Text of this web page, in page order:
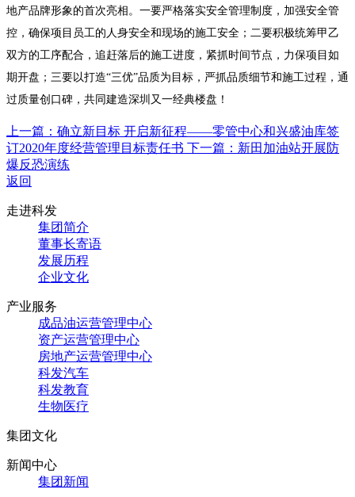
地产品牌形象的首次亮相。一要严格落实安全管理制度，加强安全管
控，确保项目员工的人身安全和现场的施工安全；二要积极统筹甲乙
双方的工序配合，追赶落后的施工进度，紧抓时间节点，力保项目如
期开盘；三要以打造“三优”品质为目标，严抓品质细节和施工过程，通
过质量创口碑，共同建造深圳又一经典楼盘！
上一篇：确立新目标 开启新征程——零管中心和兴盛油库签
订2020年度经营管理目标责任书 下一篇：新田加油站开展防
爆反恐演练
返回
走进科发
集团简介
董事长寄语
发展历程
企业文化
产业服务
成品油运营管理中心
资产运营管理中心
房地产运营管理中心
科发汽车
科发教育
生物医疗
集团文化
新闻中心
集团新闻